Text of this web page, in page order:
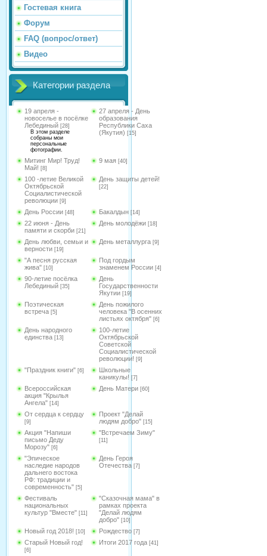
Гостевая книга
Форум
FAQ (вопрос/ответ)
Видео
Категории раздела
19 апреля -
новоселье в посёлке
Лебединый [28]
В этом разделе
собраны мои
персональные
фотографии.
27 апреля - День
образования
Республики Саха
(Якутия) [15]
Митинг Мир! Труд!
Май! [8]
9 мая [40]
100 -летие Великой
Октябрьской
Социалистической
революции [9]
День защиты детей!
[22]
День России [48] Бакалдын [14]
22 июня - День
памяти и скорби [21]
День молодёжи [18]
День любви, семьи и
верности [19]
День металлурга [9]
"А песня русская
жива" [10]
Под гордым
знаменем России [4]
90-летие посёлка
Лебединый [35]
День
Государственности
Якутии [19]
Поэтическая
встреча [5]
День пожилого
человека "В осенних
листьях октября" [6]
День народного
единства [13]
100-летие
Октябрьской
Советской
Социалистической
революции! [9]
"Праздник книги" [6]
Школьные
каникулы! [7]
Всероссийская
акция "Крылья
Ангела" [14]
День Матери [60]
От сердца к сердцу
[9]
Проект "Делай
людям добро" [15]
Акция "Напиши
письмо Деду
Морозу" [6]
"Встречаем Зиму"
[11]
"Эпическое
наследие народов
дальнего востока
РФ: традиции и
современность" [5]
День Героя
Отечества [7]
Фестиваль
национальных
культур "Вместе" [11]
"Сказочная мама" в
рамках проекта
"Делай людям
добро" [10]
Новый год 2018! [10] Рождество [7]
Старый Новый год!
[6]
Итоги 2017 года [41]